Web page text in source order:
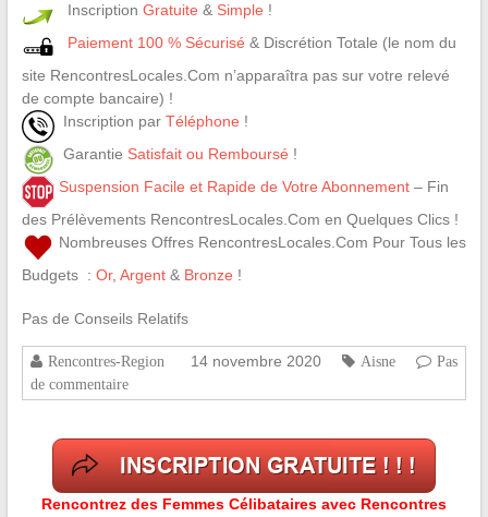
Inscription Gratuite & Simple !
Paiement 100 % Sécurisé & Discrétion Totale (le nom du
site RencontresLocales.Com n’apparaîtra pas sur votre relevé
de compte bancaire) !
Inscription par Téléphone !
Garantie Satisfait ou Remboursé !
Suspension Facile et Rapide de Votre Abonnement– Fin
des Prélèvements RencontresLocales.Com en Quelques Clics !
Nombreuses Offres RencontresLocales.Com Pour Tous les
Budgets : Or, Argent& Bronze !
Pas de Conseils Relatifs
Rencontres-Region 14 novembre 2020 Aisne
Pas
de commentaire
Rencontrez des Femmes Célibataires avec Rencontres